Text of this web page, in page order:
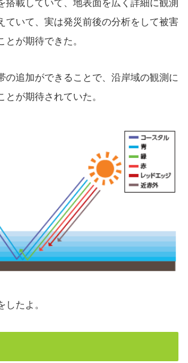
搭載していて、地表面を広く詳細に観測
ていて、実は発災前後の分析をして被害
とが期待できた。
の追加ができることで、沿岸域の観測に
とが期待されていた。
したよ。